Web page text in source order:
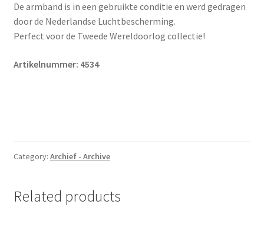
De armband is in een gebruikte conditie en werd gedragen
door de Nederlandse Luchtbescherming.
Perfect voor de Tweede Wereldoorlog collectie!
Artikelnummer: 4534
Category: Archief - Archive
Related products